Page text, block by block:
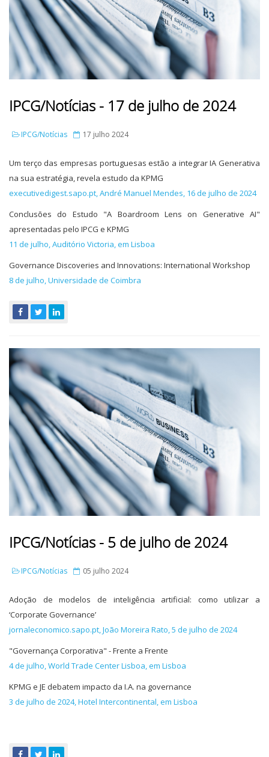
IPCG/Notícias - 17 de julho de 2024
IPCG/Notícias 17 julho 2024
Um terço das empresas portuguesas estão a integrar IA Generativa
na sua estratégia, revela estudo da KPMG
executivedigest.sapo.pt, André Manuel Mendes, 16 de julho de 2024
Conclusões do Estudo "A Boardroom Lens on Generative AI"
apresentadas pelo IPCG e KPMG
11 de julho, Auditório Victoria, em Lisboa
Governance Discoveries and Innovations: International Workshop
8 de julho, Universidade de Coimbra
IPCG/Notícias - 5 de julho de 2024
IPCG/Notícias 05 julho 2024
Adoção de modelos de inteligência artificial: como utilizar a
‘Corporate Governance’
jornaleconomico.sapo.pt, João Moreira Rato, 5 de julho de 2024
"Governança Corporativa" - Frente a Frente
4 de julho, World Trade Center Lisboa, em Lisboa
KPMG e JE debatem impacto da I.A. na governance
3 de julho de 2024, Hotel Intercontinental, em Lisboa